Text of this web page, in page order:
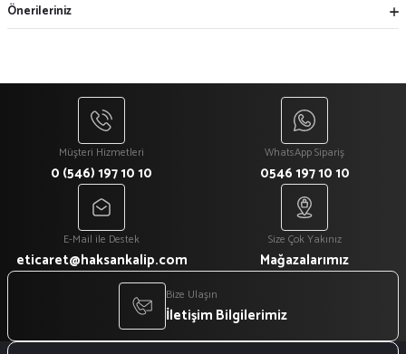
Önerileriniz
Müşteri Hizmetleri
0 (546) 197 10 10
WhatsApp Sipariş
0546 197 10 10
E-Mail ile Destek
eticaret@haksankalip.com
Size Çok Yakınız
Mağazalarımız
Bize Ulaşın
İletişim Bilgilerimiz